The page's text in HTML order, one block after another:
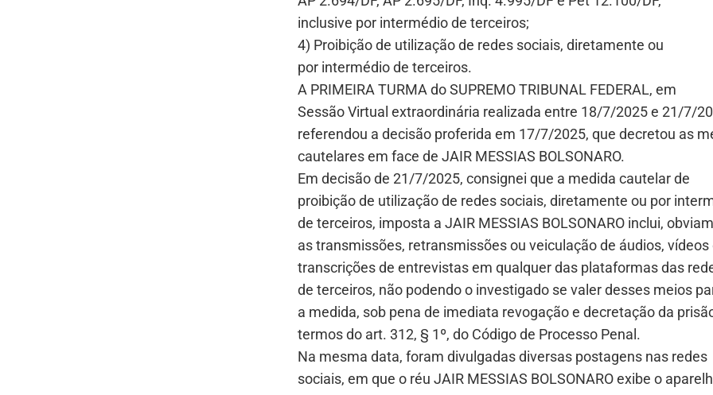
inclusive por intermédio de terceiros;
4) Proibição de utilização de redes sociais, diretamente ou
por intermédio de terceiros.
A PRIMEIRA TURMA do SUPREMO TRIBUNAL FEDERAL, em
Sessão Virtual extraordinária realizada entre 18/7/2025 e 21/7/
referendou a decisão proferida em 17/7/2025, que decretou as
cautelares em face de JAIR MESSIAS BOLSONARO.
Em decisão de 21/7/2025, consignei que a medida cautelar de
proibição de utilização de redes sociais, diretamente ou por
de terceiros, imposta a JAIR MESSIAS BOLSONARO inclui,
as transmissões, retransmissões ou veiculação de áudios, vídeos
transcrições de entrevistas em qualquer das plataformas das
de terceiros, não podendo o investigado se valer desses meios
a medida, sob pena de imediata revogação e decretação da
termos do art. 312, § 1º, do Código de Processo Penal.
Na mesma data, foram divulgadas diversas postagens nas redes
sociais, em que o réu JAIR MESSIAS BOLSONARO exibe o